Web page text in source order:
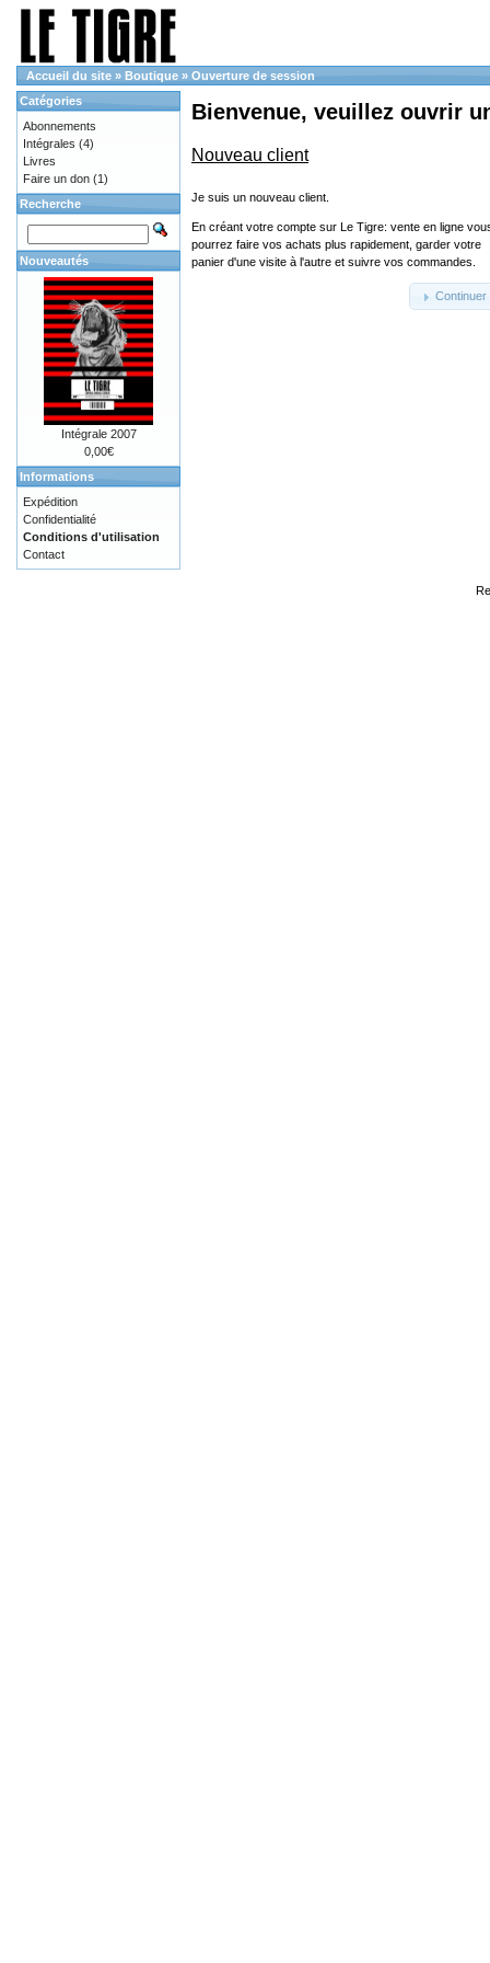
Accueil du site » Boutique » Ouverture de session
Bienvenue, veuillez ouvrir
Nouveau client
Je suis un nouveau client.
En créant votre compte sur Le Tigre: vente en ligne
pourrez faire vos achats plus rapidement, garder votre
panier d'une visite à l'autre et suivre vos commandes.
Continuer
Catégories
Abonnements
Intégrales (4)
Livres
Faire un don (1)
Recherche
Nouveautés
Intégrale 2007
0,00€
Informations
Expédition
Confidentialité
Conditions d'utilisation
Contact